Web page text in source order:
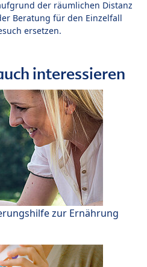
der räumlichen Distanz
Beratung für den Einzelfall
ersetzen.
interessieren
zur Ernährung